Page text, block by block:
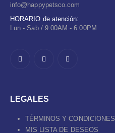
info@happypetsco.com
HORARIO de atención:
Lun - Sab / 9:00AM - 6:00PM
LEGALES
TÉRMINOS Y CONDICIONES
MIS LISTA DE DESEOS